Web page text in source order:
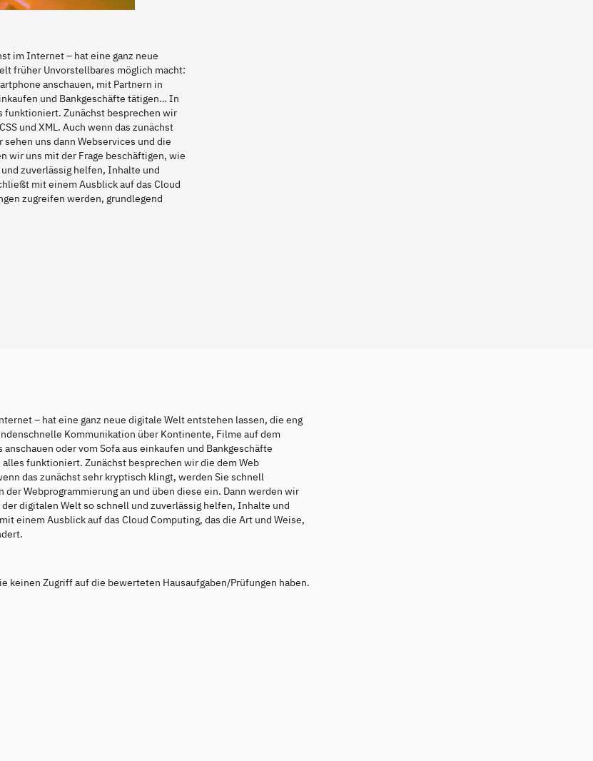
im Internet – hat eine ganz neue
früher Unvorstellbares möglich macht:
anschauen, mit Partnern in
und Bankgeschäfte tätigen… In
funktioniert. Zunächst besprechen wir
und XML. Auch wenn das zunächst
uns dann Webservices und die
wir uns mit der Frage beschäftigen, wie
zuverlässig helfen, Inhalte und
mit einem Ausblick auf das Cloud
zugreifen werden, grundlegend
– hat eine ganz neue digitale Welt entstehen lassen, die eng
Kommunikation über Kontinente, Filme auf dem
oder vom Sofa aus einkaufen und Bankgeschäfte
funktioniert. Zunächst besprechen wir die dem Web
das zunächst sehr kryptisch klingt, werden Sie schnell
Webprogrammierung an und üben diese ein. Dann werden wir
digitalen Welt so schnell und zuverlässig helfen, Inhalte und
einem Ausblick auf das Cloud Computing, das die Art und Weise,
keinen Zugriff auf die bewerteten Hausaufgaben/Prüfungen haben.